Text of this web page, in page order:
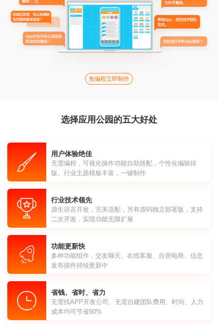
免编程立即制作
选择应用公园的五大好处
用户体验绝佳
无需编程，可视化操作功能自助搭配，个性化编辑排
版。行业主题模板丰富，一键制作
行业技术领先
源生语言开发，完美适配，另有源码独立部署版，支持
二次开发，实现功能无限扩展
功能更新快
多种功能组件，交友聊天、在线客服、自营电商、信息
发布插件持续更新中
省钱、省时、省力
无需找APP开发公司、无需自建团队费用、时间、人力
成本均可节省90%